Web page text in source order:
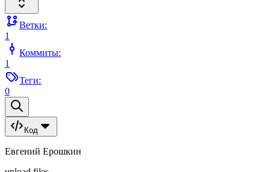
Ветки:
1
Коммиты:
1
Теги:
0
Код
Евгений Ерошкин